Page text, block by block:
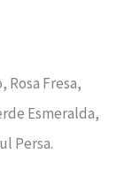
Rosa Fresa,
Esmeralda,
Persa.